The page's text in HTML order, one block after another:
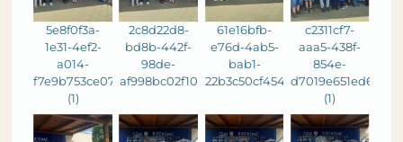
5e8f0f3a-
1e31-4ef2-
a014-
f7e9b753ce07
(1)
2c8d22d8-
bd8b-442f-
98de-
af998bc02f10
61e16bfb-
e76d-4ab5-
bab1-
22b3c50cf454
c2311cf7-
aaa5-438f-
854e-
d7019e651ed6
(1)